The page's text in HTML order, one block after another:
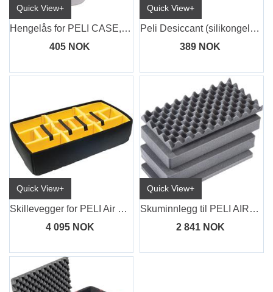
Quick View+
Hengelås for PELI CASE, TSA Lock
405 NOK
Quick View+
Peli Desiccant (silikongelé), absorb kon
389 NOK
Quick View+
Skillevegger for PELI Air Case 1615
4 095 NOK
Quick View+
Skuminnlegg til PELI AIR1615 (4 deler)
2 841 NOK